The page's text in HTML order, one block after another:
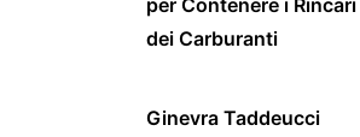
dei Carburanti
Ginevra Taddeucci